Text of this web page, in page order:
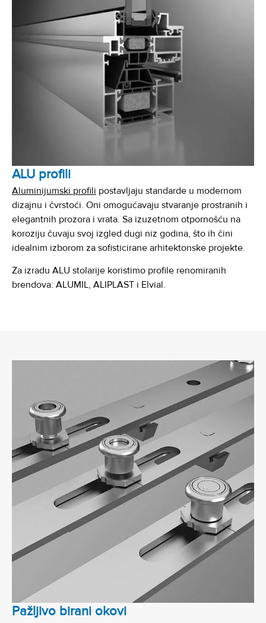
ALU profili
Aluminijumski profili postavljaju standarde u modernom
dizajnu i čvrstoći. Oni omogućavaju stvaranje prostranih i
elegantnih prozora i vrata. Sa izuzetnom otpornošću na
koroziju čuvaju svoj izgled dugi niz godina, što ih čini
idealnim izborom za sofisticirane arhitektonske projekte.
Za izradu ALU stolarije koristimo profile renomiranih
brendova: ALUMIL, ALIPLAST i Elvial.
Pažljivo birani okovi